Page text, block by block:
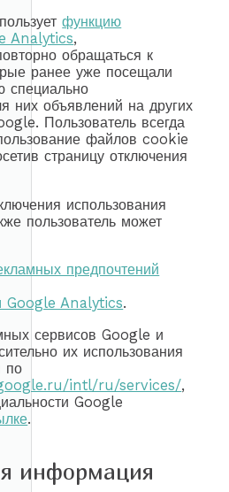
функцию
Analytics,
обращаться к
ранее уже посещали
специально
них объявлений на других
Пользователь всегда
файлов cookie
страницу отключения
использования
пользователь может
предпочтений
Google Analytics.
сервисов Google и
их использования
по
intl/ru/services/,
Google
.
информация